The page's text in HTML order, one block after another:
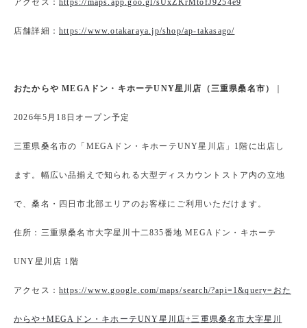
アクセス： https://maps.app.goo.gl/sUxZKrMtofJ9254e9
店舗詳細： https://www.otakaraya.jp/shop/ap-takasago/
おたからや MEGAドン・キホーテUNY星川店（三重県桑名市）
2026年5月18日オープン予定
三重県桑名市の「MEGAドン・キホーテUNY星川店」1階に出店し
ます。幅広い品揃えで知られる大型ディスカウントストア内の立地
で、桑名・四日市北部エリアのお客様にご利用いただけます。
住所：三重県桑名市大字星川十二835番地 MEGAドン・キホーテ
UNY星川店 1階
アクセス： https://www.google.com/maps/search/?api=1&query=おた
からや+MEGAドン・キホーテUNY星川店+三重県桑名市大字星川